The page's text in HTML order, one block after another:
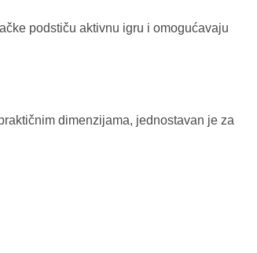
podstiču aktivnu igru i omogućavaju
dimenzijama, jednostavan je za